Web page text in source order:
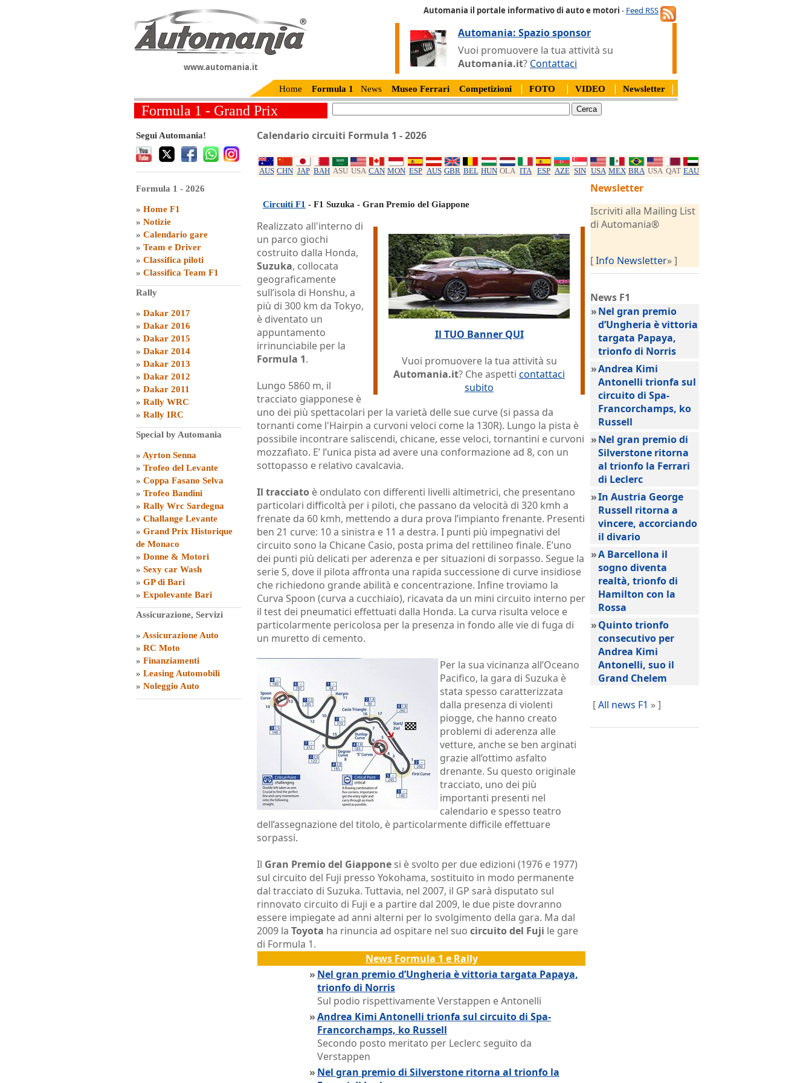
www.automania.it
Automania il portale informativo di auto e motori - Feed RSS
Automania: Spazio sponsor
Vuoi promuovere la tua attività su
Automania.it? Contattaci
Home Formula 1 News Museo Ferrari Competizioni | FOTO | VIDEO | Newsletter |
Formula 1 - Grand Prix
Segui Automania!
Formula 1 - 2026
» Home F1
» Notizie
» Calendario gare
» Team e Driver
» Classifica piloti
» Classifica Team F1
Rally
» Dakar 2017
» Dakar 2016
» Dakar 2015
» Dakar 2014
» Dakar 2013
» Dakar 2012
» Dakar 2011
» Rally WRC
» Rally IRC
Special by Automania
» Ayrton Senna
» Trofeo del Levante
» Coppa Fasano Selva
» Trofeo Bandini
» Rally Wrc Sardegna
» Challange Levante
» Grand Prix Historique
de Monaco
» Donne & Motori
» Sexy car Wash
» GP di Bari
» Expolevante Bari
Assicurazione, Servizi
» Assicurazione Auto
» RC Moto
» Finanziamenti
» Leasing Automobili
» Noleggio Auto
Calendario circuiti Formula 1 - 2026
AUS CHN JAP BAH ASU USA CAN MON ESP AUS GBR BEL HUN OLA ITA ESP AZE SIN USA MEX BRA USA QAT EAU
Circuiti F1 - F1 Suzuka - Gran Premio del Giappone
Il TUO Banner QUI
Vuoi promuovere la tua attività su
Automania.it? Che aspetti contattaci
subito
Realizzato all'interno di
un parco giochi
costruito dalla Honda,
Suzuka, collocata
geograficamente
sull’isola di Honshu, a
più di 300 km da Tokyo,
è diventato un
appuntamento
irrinunciabile per la
Formula 1.
Lungo 5860 m, il
tracciato giapponese è
uno dei più spettacolari per la varietà delle sue curve (si passa da
tornanti come l'Hairpin a curvoni veloci come la 130R). Lungo la pista è
possibile incontrare saliscendi, chicane, esse veloci, tornantini e curvoni
mozzafiato. E’ l’unica pista ad avere una conformazione ad 8, con un
sottopasso e relativo cavalcavia.
Il tracciato è ondulato con differenti livelli altimetrici, che presentano
particolari difficoltà per i piloti, che passano da velocità di 320 kmh a
frenate da 60 kmh, mettendo a dura prova l’impianto frenante. Presenti
ben 21 curve: 10 a sinistra e 11 a destra. I punti più impegnativi del
circuito sono la Chicane Casio, posta prima del rettilineo finale. E’uno
dei punti più delicati per aderenza e per situazioni di sorpasso. Segue la
serie S, dove il pilota affronta una rapida successione di curve insidiose
che richiedono grande abilità e concentrazione. Infine troviamo la
Curva Spoon (curva a cucchiaio), ricavata da un mini circuito interno per
il test dei pneumatici effettuati dalla Honda. La curva risulta veloce e
particolarmente pericolosa per la presenza in fondo alle vie di fuga di
un muretto di cemento.
Per la sua vicinanza all’Oceano
Pacifico, la gara di Suzuka è
stata spesso caratterizzata
dalla presenza di violenti
piogge, che hanno creato
problemi di aderenza alle
vetture, anche se ben arginati
grazie all’ottimo asfalto
drenante. Su questo originale
tracciato, uno dei più
importanti presenti nel
calendario e spesso teatro
dell’assegnazione del titolo, è particolarmente difficile effettuare
sorpassi.
Il Gran Premio del Giappone si è svolto per due edizioni (1976 e 1977)
sul circuito del Fuji presso Yokohama, sostituito in modo permanente
dal tracciato di Suzuka. Tuttavia, nel 2007, il GP sarà disputato sul
rinnovato circuito di Fuji e a partire dal 2009, le due piste dovranno
essere impiegate ad anni alterni per lo svolgimento della gara. Ma dal
2009 la Toyota ha rinuncia ad ospitare nel suo circuito del Fuji le gare
di Formula 1.
News Formula 1 e Rally
» Nel gran premio d’Ungheria è vittoria targata Papaya,
trionfo di Norris
Sul podio rispettivamente Verstappen e Antonelli
»Andrea Kimi Antonelli trionfa sul circuito di Spa-
Francorchamps, ko Russell
Secondo posto meritato per Leclerc seguito da
Verstappen
» Nel gran premio di Silverstone ritorna al trionfo la
Newsletter
Iscriviti alla Mailing List
di Automania®
[Info Newsletter» ]
News F1
»Nel gran premio
d’Ungheria è vittoria
targata Papaya,
trionfo di Norris
»Andrea Kimi
Antonelli trionfa sul
circuito di Spa-
Francorchamps, ko
Russell
»Nel gran premio di
Silverstone ritorna
al trionfo la Ferrari
di Leclerc
»In Austria George
Russell ritorna a
vincere, accorciando
il divario
»A Barcellona il
sogno diventa
realtà, trionfo di
Hamilton con la
Rossa
»Quinto trionfo
consecutivo per
Andrea Kimi
Antonelli, suo il
Grand Chelem
[All news F1 » ]